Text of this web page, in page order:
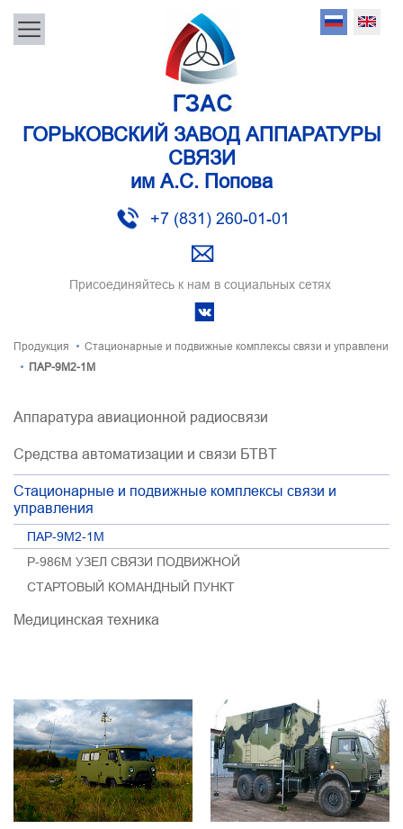
ГОРЬКОВСКИЙ ЗАВОД АППАРАТУРЫ
СВЯЗИ
им А.С. Попова
+7 (831) 260-01-01
Присоединяйтесь к нам в социальных сетях
Продукция
Стационарные и подвижные комплексы связи и управлени
ПАР-9М2-1М
Аппаратура авиационной радиосвязи
Средства автоматизации и связи БТВT
Стационарные и подвижные комплексы связи и
управления
ПАР-9М2-1М
Р-986М УЗЕЛ СВЯЗИ ПОДВИЖНОЙ
СТАРТОВЫЙ КОМАНДНЫЙ ПУНКТ
Медицинская техника